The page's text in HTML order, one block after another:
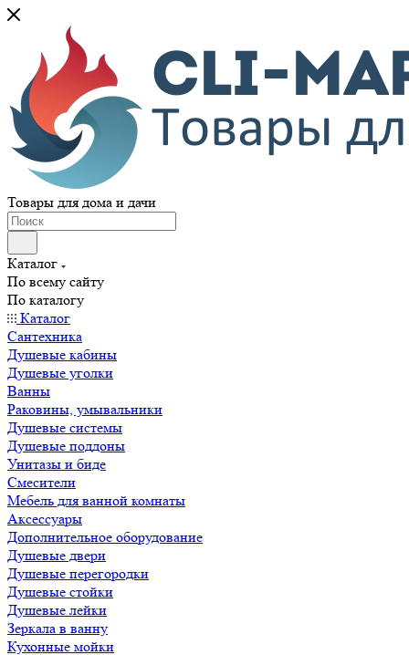
Товары для дома и дачи
Каталог
По всему сайту
По каталогу
Каталог
Сантехника
Душевые кабины
Душевые уголки
Ванны
Раковины, умывальники
Душевые системы
Душевые поддоны
Унитазы и биде
Смесители
Мебель для ванной комнаты
Аксессуары
Дополнительное оборудование
Душевые двери
Душевые перегородки
Душевые стойки
Душевые лейки
Зеркала в ванну
Кухонные мойки